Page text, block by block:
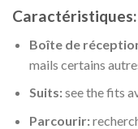
Caractéristiques:
Boîte de
mails certains
Suits:see the fits
Parcourir: